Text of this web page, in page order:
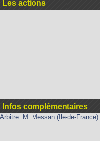
Les actions
Infos complémentaires
Arbitre: M. Messan (Ile-de-France).